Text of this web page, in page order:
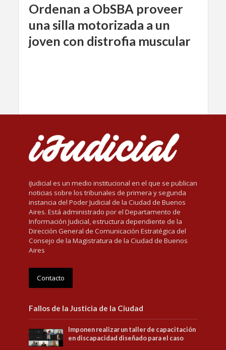
Ordenan a ObSBA proveer
una silla motorizada a un
joven con distrofia muscular
iJudicial es un medio institucional en el que se publican
noticias sobre los tribunales de primera y segunda
instancia del Poder Judicial de la Ciudad de Buenos
Aires. Está administrado por el Departamento de
Información Judicial, estructura dependiente de la
Dirección General de Comunicación Estratégica del
Consejo de la Magistratura de la Ciudad de Buenos
Aires
Contacto
Fallos de la Justicia de la Ciudad
Imponen realizar un taller de capacitación
en discapacidad diseñado para el caso